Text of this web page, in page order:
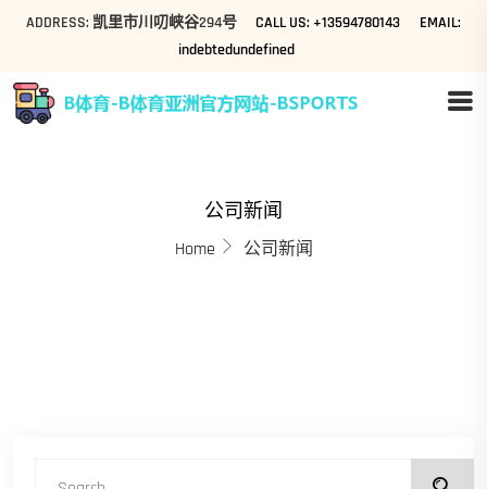
ADDRESS: 凯里市川叨峡谷294号 CALL US: +13594780143
EMAIL:
indebtedundefined
公司新闻
Home 公司新闻